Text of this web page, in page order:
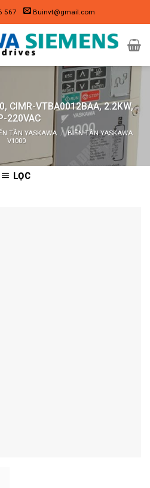
567 Buinvt@gmail.com
CIMR-VTBA0012BAA, 2.2KW,
220VAC
TẦN YASKAWA / BIẾN TẦN YASKAWA
V1000
LỌC